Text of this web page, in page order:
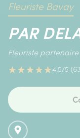
Fleuriste Bavay
PAR
Fleuriste
★★★★★4.5/5